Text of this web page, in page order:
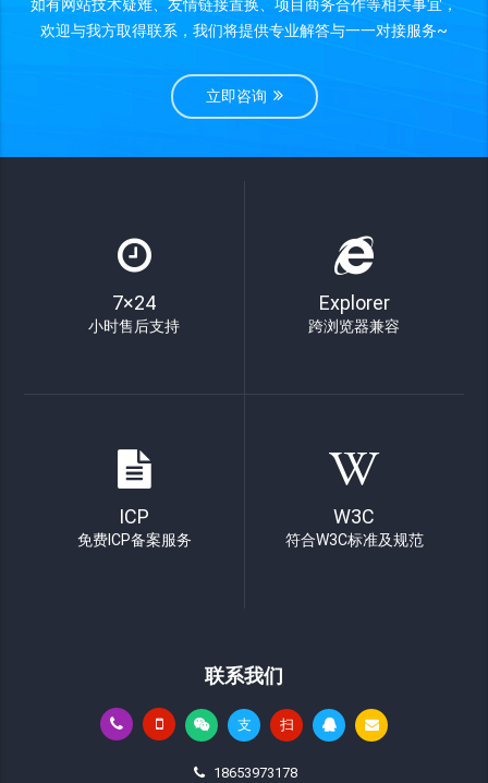
如有网站技术疑难、友情链接置换、项目商务合作等相关事宜，
欢迎与我方取得联系，我们将提供专业解答与一一对接服务~
立即咨询
7×24
小时售后支持
Explorer
跨浏览器兼容
ICP
免费ICP备案服务
W3C
符合W3C标准及规范
联系我们
支 扫
18653973178